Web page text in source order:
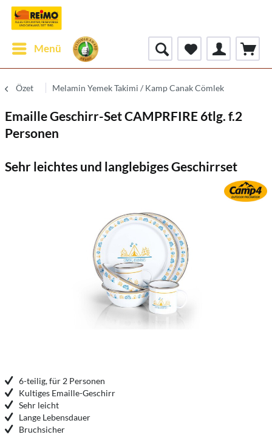
Menü
Özet Melamin Yemek Takimi / Kamp Canak Cömlek
Emaille Geschirr-Set CAMPRFIRE 6tlg. f.2
Personen
Sehr leichtes und langlebiges Geschirrset
6-teilig, für 2 Personen
Kultiges Emaille-Geschirr
Sehr leicht
Lange Lebensdauer
Bruchsicher